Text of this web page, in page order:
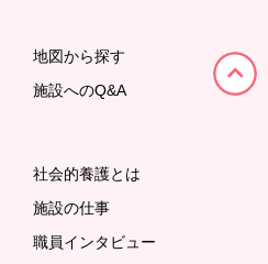
地図から探す
施設へのQ&A
社会的養護とは
施設の仕事
職員インタビュー